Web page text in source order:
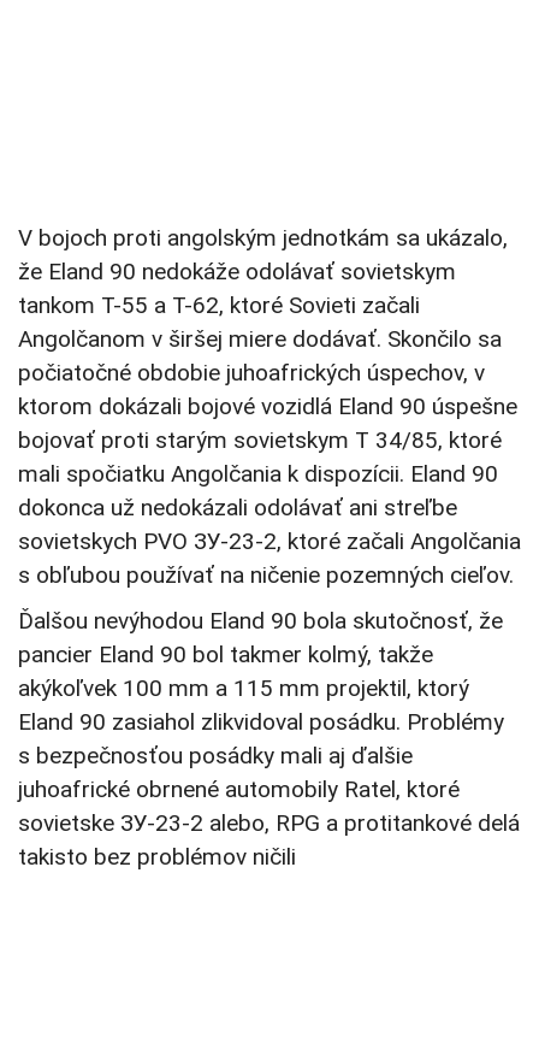
V bojoch proti angolským jednotkám sa ukázalo,
že Eland 90 nedokáže odolávať sovietskym
tankom T-55 a T-62, ktoré Sovieti začali
Angolčanom v širšej miere dodávať. Skončilo sa
počiatočné obdobie juhoafrických úspechov, v
ktorom dokázali bojové vozidlá Eland 90 úspešne
bojovať proti starým sovietskym T 34/85, ktoré
mali spočiatku Angolčania k dispozícii. Eland 90
dokonca už nedokázali odolávať ani streľbe
sovietskych PVO ЗУ-23-2, ktoré začali Angolčania
s obľubou používať na ničenie pozemných cieľov.
Ďalšou nevýhodou Eland 90 bola skutočnosť, že
pancier Eland 90 bol takmer kolmý, takže
akýkoľvek 100 mm a 115 mm projektil, ktorý
Eland 90 zasiahol zlikvidoval posádku. Problémy
s bezpečnosťou posádky mali aj ďalšie
juhoafrické obrnené automobily Ratel, ktoré
sovietske ЗУ-23-2 alebo, RPG a protitankové delá
takisto bez problémov ničili